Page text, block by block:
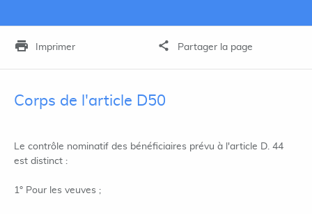
Imprimer Partager la page
Corps de l'article D50
Le contrôle nominatif des bénéficiaires prévu à l'article D. 44
est distinct :
1° Pour les veuves ;